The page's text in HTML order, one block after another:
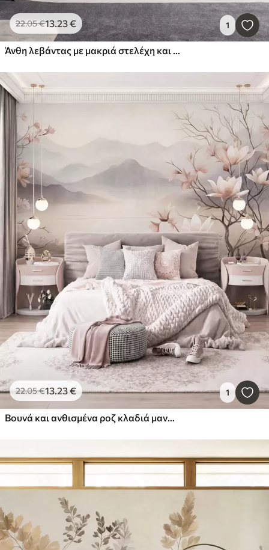
22.05€13 .23€ 1
22.05€13.23€ 1